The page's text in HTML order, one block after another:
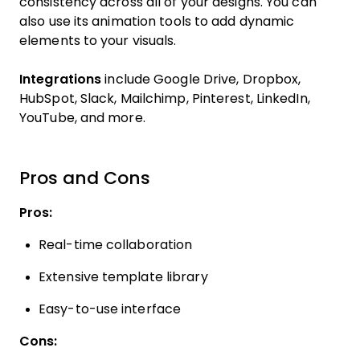
also use its animation tools to add dynamic
elements to your visuals.
Integrations include Google Drive, Dropbox,
HubSpot, Slack, Mailchimp, Pinterest, LinkedIn,
YouTube, and more.
Pros and Cons
Pros:
Real-time collaboration
Extensive template library
Easy-to-use interface
Cons: